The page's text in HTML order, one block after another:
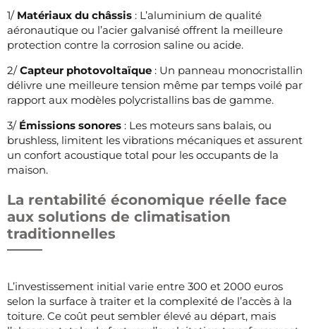
1/ Matériaux du châssis : L’aluminium de qualité
aéronautique ou l’acier galvanisé offrent la meilleure
protection contre la corrosion saline ou acide.
2/Capteur photovoltaïque : Un panneau monocristallin
délivre une meilleure tension même par temps voilé par
rapport aux modèles polycristallins bas de gamme.
3/ Émissions sonores : Les moteurs sans balais, ou
brushless, limitent les vibrations mécaniques et assurent
un confort acoustique total pour les occupants de la
maison.
La rentabilité économique réelle face
aux solutions de climatisation
traditionnelles
L’investissement initial varie entre 300 et 2000 euros
selon la surface à traiter et la complexité de l’accès à la
toiture. Ce coût peut sembler élevé au départ, mais